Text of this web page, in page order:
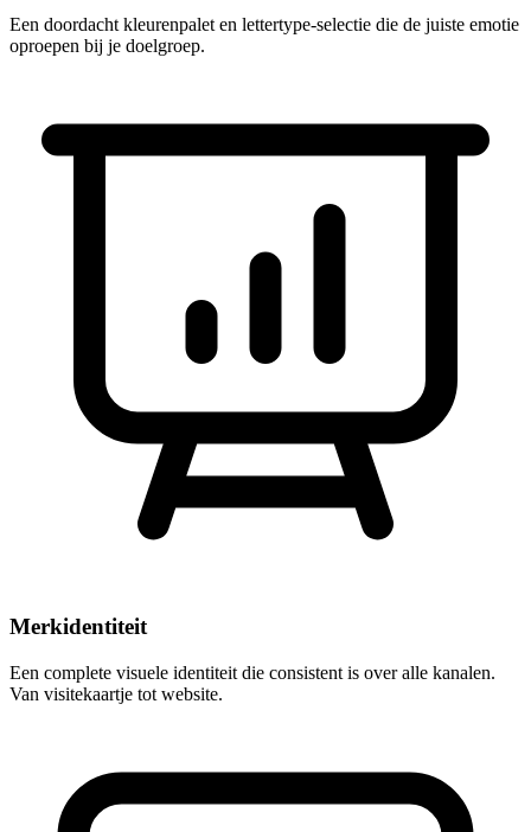
Een doordacht kleurenpalet en lettertype-selectie die de juiste emotie
oproepen bij je doelgroep.
Merkidentiteit
Een complete visuele identiteit die consistent is over alle kanalen.
Van visitekaartje tot website.